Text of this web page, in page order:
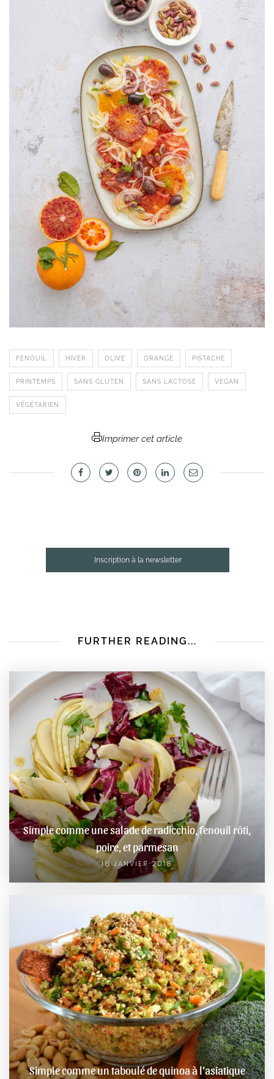
FENOUIL HIVER OLIVE ORANGE PISTACHE
PRINTEMPS SANS GLUTEN SANS LACTOSE VEGAN
VÉGÉTARIEN
Imprimer cet article
Inscription à la newsletter
FURTHER READING...
Simple comme une salade de radicchio, fenouil rôti,
poire, et parmesan
18 JANVIER 2018
Simple comme un taboulé de quinoa à l’asiatique